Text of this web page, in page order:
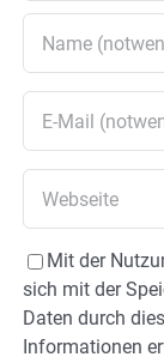
Mit der
sich mit der
Daten durch
Informationen